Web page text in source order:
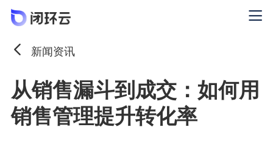
新闻资讯
从销售漏斗到成交：如何用
销售管理提升转化率